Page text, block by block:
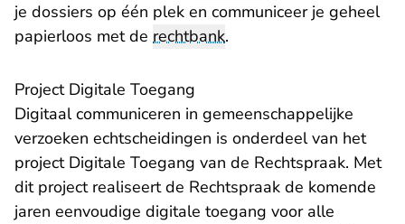
je dossiers op één plek en communiceer je geheel
papierloos met de rechtbank.
Project Digitale Toegang
Digitaal communiceren in gemeenschappelijke
verzoeken echtscheidingen is onderdeel van het
project Digitale Toegang van de Rechtspraak. Met
dit project realiseert de Rechtspraak de komende
jaren eenvoudige digitale toegang voor alle